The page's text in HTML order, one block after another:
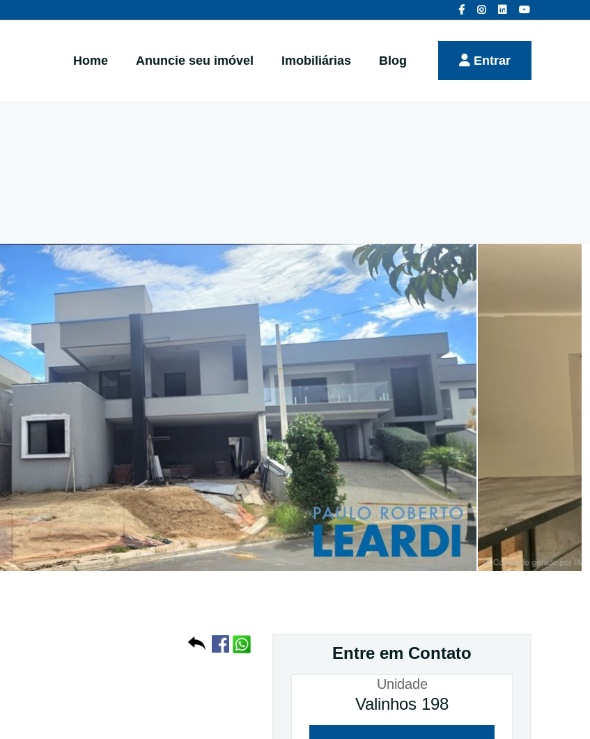
Home Anuncie seu imóvel Imobiliárias Blog Entrar
Entre em Contato
Unidade
Valinhos 198